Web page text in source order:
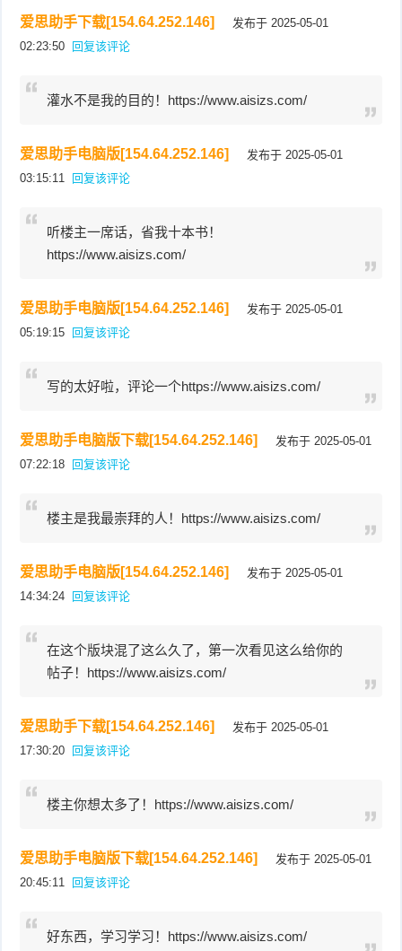
爱思助手下载[154.64.252.146]
发布于 2025-05-01
02:23:50 回复该评论
灌水不是我的目的！https://www.aisizs.com/
爱思助手电脑版[154.64.252.146]
发布于 2025-05-01
03:15:11 回复该评论
听楼主一席话，省我十本书！
https://www.aisizs.com/
爱思助手电脑版[154.64.252.146]
发布于 2025-05-01
05:19:15 回复该评论
写的太好啦，评论一个https://www.aisizs.com/
爱思助手电脑版下载[154.64.252.146]
发布于 2025-05-01
07:22:18 回复该评论
楼主是我最崇拜的人！https://www.aisizs.com/
爱思助手电脑版[154.64.252.146]
发布于 2025-05-01
14:34:24 回复该评论
在这个版块混了这么久了，第一次看见这么给你的
帖子！https://www.aisizs.com/
爱思助手下载[154.64.252.146]
发布于 2025-05-01
17:30:20 回复该评论
楼主你想太多了！https://www.aisizs.com/
爱思助手电脑版下载[154.64.252.146]
发布于 2025-05-01
20:45:11 回复该评论
好东西，学习学习！https://www.aisizs.com/